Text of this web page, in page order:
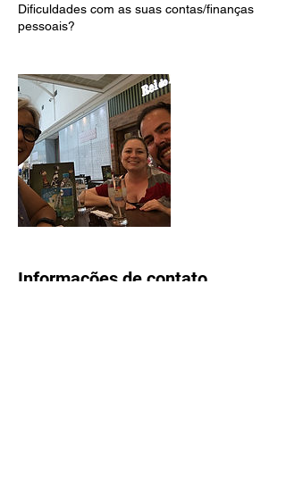
Dificuldades com as suas contas/finanças
pessoais?
Informações de contato